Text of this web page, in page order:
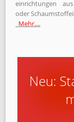
einricht­ungen
oder
Mehr....
Neu: